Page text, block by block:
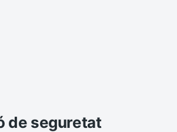
de seguretat